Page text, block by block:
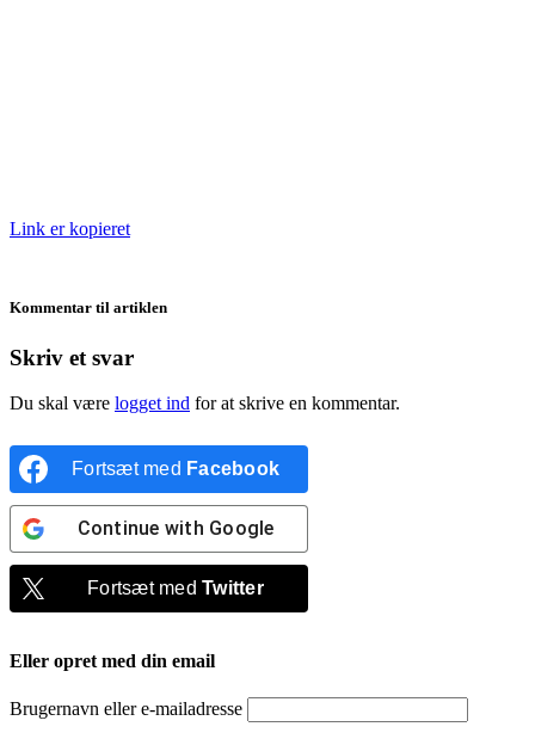
Link er kopieret
Kommentar til artiklen
Skriv et svar
Du skal være logget ind for at skrive en kommentar.
Fortsæt med Facebook
Continue with Google
Fortsæt medTwitter
Eller opret med din email
Brugernavn eller e-mailadresse